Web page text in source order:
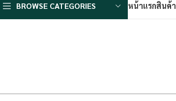
BROWSE CATEGORIES หน้าแรกสินค้า